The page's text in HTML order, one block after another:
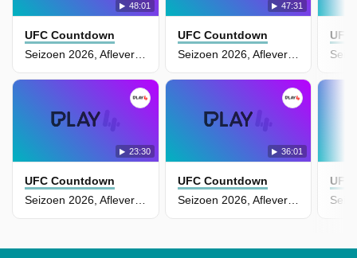
48:01
UFC Countdown
Seizoen 2026, Aflevering 6
47:31
UFC Countdown
Seizoen 2026, Aflevering 5
23:30
UFC Countdown
36:01
UFC Countdown
Seizoen 2026, Aflevering 3 - UFC 326 Countdown